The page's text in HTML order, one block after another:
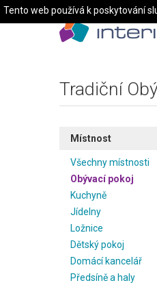
Tradiční
Místnost
Všechny místnosti
Obývací pokoj
Kuchyně
Jídelny
Ložnice
Dětský pokoj
Domácí kancelář
Předsíně a haly
Tento web používá k poskytování